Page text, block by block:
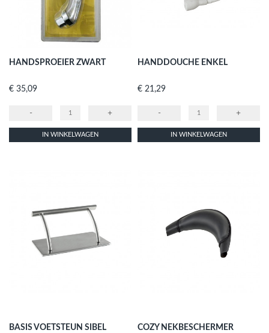
HANDSPROEIER ZWART
Prijs
€ 35,09
- +
IN WINKELWAGEN
HANDDOUCHE ENKEL
Prijs
€ 21,29
- +
IN WINKELWAGEN
BASIS VOETSTEUN SIBEL
COZY NEKBESCHERMER